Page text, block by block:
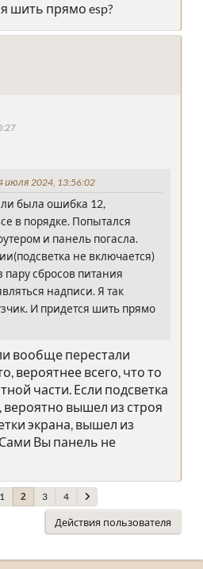
шить прямо esp?
2024, 13:56:02
была ошибка 12,
в порядке. Попытался
и панель погасла.
не включается)
пару сбросов питания
надписи. Я так
И придется шить прямо
вообще перестали
вероятнее всего, что то
части. Если подсветка
вероятно вышел из строя
экрана, вышел из
Вы панель не
1 2 3 4
Действия пользователя